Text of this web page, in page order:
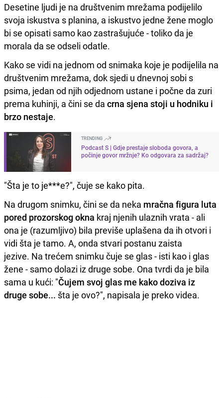
Desetine ljudi je na društvenim mrežama podijelilo
svoja iskustva s planina, a iskustvo jedne žene moglo
bi se opisati samo kao zastrašujuće - toliko da je
morala da se odseli odatle.
Kako se vidi na jednom od snimaka koje je podijelila na
društvenim mrežama, dok sjedi u dnevnoj sobi s
psima, jedan od njih odjednom ustane i počne da zuri
prema kuhinji, a čini se da crna sjena stoji u hodniku i
brzo nestaje.
TRENDING
Podcast S | Gdje prestaje sloboda govora, a
počinje govor mržnje? Ko odgovara za sadržaj?
"Šta je to je***e?", čuje se kako pita.
Na drugom snimku, čini se da neka mračna figura luta
pored prozorskog okna kraj njenih ulaznih vrata - ali
ona je (razumljivo) bila previše uplašena da ih otvori i
vidi šta je tamo. A, onda stvari postanu zaista
jezive. Na trećem snimku čuje se glas - isti kao i glas
žene - samo dolazi iz druge sobe. Ona tvrdi da je bila
sama u kući: "Čujem svoj glas me kako doziva iz
druge sobe... šta je ovo?", napisala je preko videa.